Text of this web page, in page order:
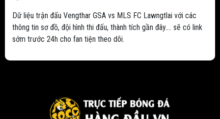
Dữ liệu trận đấu Vengthar GSA vs MLS FC Lawngtlai với các
thông tin sơ đồ, đội hình thi đấu, thành tích gần đây.... sẽ có link
sớm trước 24h cho fan tiện theo dõi.